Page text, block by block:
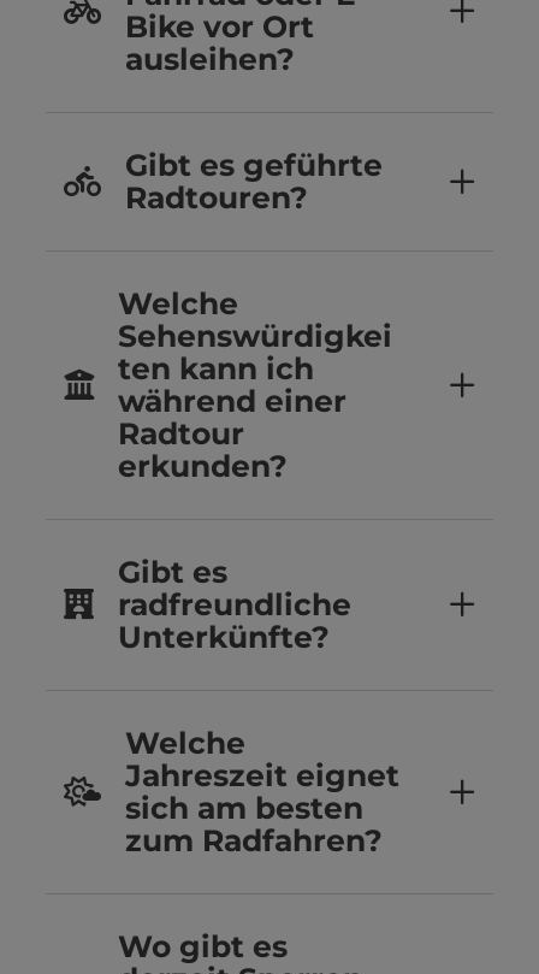
Bike vor Ort
ausleihen?
Gibt es geführte
Radtouren?
Welche
Sehenswürdigkei
ten kann ich
während einer
Radtour
erkunden?
Gibt es
radfreundliche
Unterkünfte?
Welche
Jahreszeit eignet
sich am besten
zum Radfahren?
Wo gibt es